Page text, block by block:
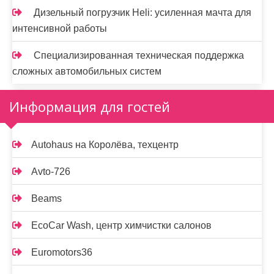
Дизельный погрузчик Heli: усиленная мачта для
интенсивной работы
Специализированная техническая поддержка
сложных автомобильных систем
Информация для гостей
Autohaus на Королёва, техцентр
Avto-726
Beams
EcoCar Wash, центр химчистки салонов
Euromotors36